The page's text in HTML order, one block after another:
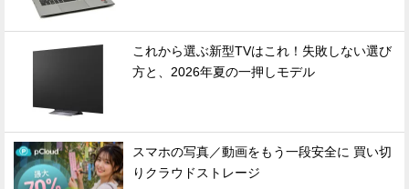
これから選ぶ新型TVはこれ！失敗しない選び
方と、2026年夏の一押しモデル
スマホの写真／動画をもう一段安全に 買い切
りクラウドストレージ